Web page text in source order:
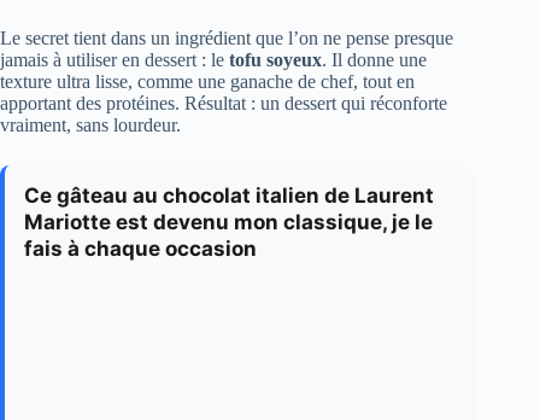
Le secret tient dans un ingrédient que l’on ne pense presque
jamais à utiliser en dessert : le tofu soyeux. Il donne une
texture ultra lisse, comme une ganache de chef, tout en
apportant des protéines. Résultat : un dessert qui réconforte
vraiment, sans lourdeur.
Ce gâteau au chocolat italien de Laurent
Mariotte est devenu mon classique, je le
fais à chaque occasion